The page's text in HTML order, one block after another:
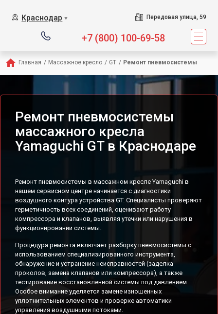
Краснодар ▼ Передовая улица, 59
+7 (800) 100-69-58
Главная / Массажное кресло / GT / Ремонт пневмосистемы
Ремонт пневмосистемы
массажного кресла
Yamaguchi GT в Краснодаре
Ремонт пневмосистемы в массажном кресле Yamaguchi в
нашем сервисном центре начинается с диагностики
воздушного контура устройства GT. Специалисты проверяют
герметичность всех соединений, оценивают работу
компрессора и клапанов, выявляя утечки или нарушения в
функционировании системы.
Процедура ремонта включает разборку пневмосистемы с
использованием специализированного инструмента,
обнаружение и устранение неисправностей (заделка
проколов, замена клапанов или компрессора), а также
тестирование восстановленной системы под давлением.
Особое внимание уделяется замене изношенных
уплотнительных элементов и проверке автоматики
управления воздушными потоками.